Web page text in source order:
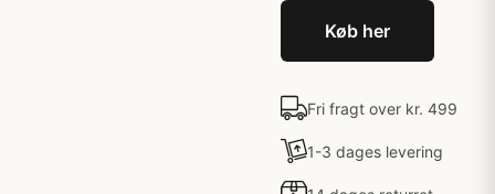
Køb her
Fri fragt over kr. 499
1-3 dages levering